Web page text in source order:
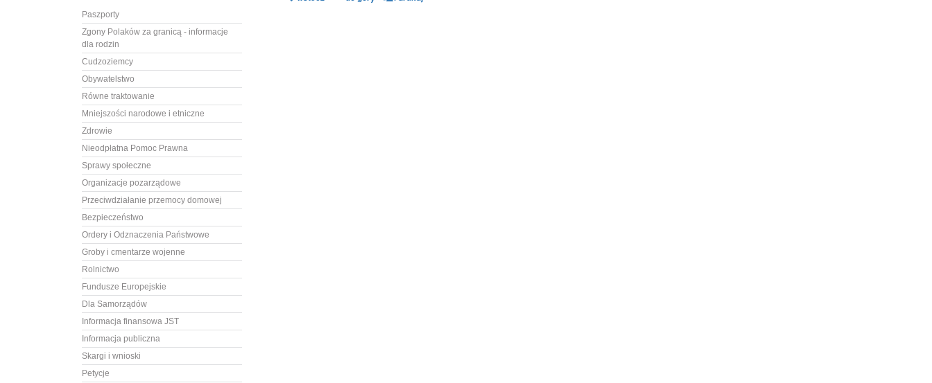
Paszporty
Zgony Polaków za granicą - informacje
dla rodzin
Cudzoziemcy
Obywatelstwo
Równe traktowanie
Mniejszości narodowe i etniczne
Zdrowie
Nieodpłatna Pomoc Prawna
Sprawy społeczne
Organizacje pozarządowe
Przeciwdziałanie przemocy domowej
Bezpieczeństwo
Ordery i Odznaczenia Państwowe
Groby i cmentarze wojenne
Rolnictwo
Fundusze Europejskie
Dla Samorządów
Informacja finansowa JST
Informacja publiczna
Skargi i wnioski
Petycje